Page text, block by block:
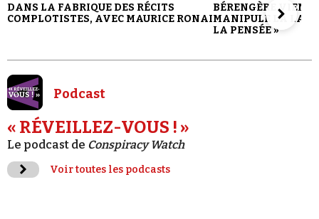
DANS LA FABRIQUE DES RÉCITS
COMPLOTISTES, AVEC MAURICE RONAI
BÉRENGÈRE
MANIPULE LA
LA PENSÉE »
Podcast
« RÉVEILLEZ-VOUS ! »
Le podcast de Conspiracy Watch
Voir toutes les podcasts